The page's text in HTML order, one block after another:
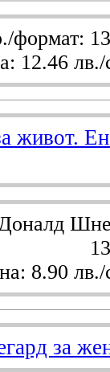
формат:
12.46 лв./
живот.
8.90 лв./
за